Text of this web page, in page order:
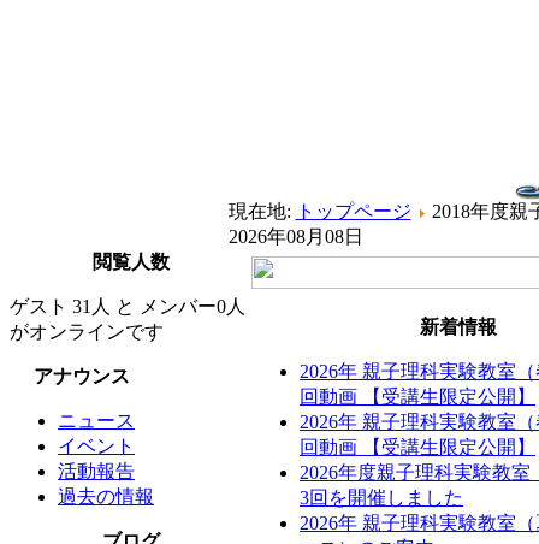
現在地: トップページ
2018年度親
2026年08月08日
閲覧人数
ゲスト 31人 と メンバー0人
がオンラインです
アナウンス
ニュース
イベント
活動報告
過去の情報
新着情報
2026年 親子理科実験教室
回動画 【受講生限定公開】
2026年 親子理科実験教室
回動画 【受講生限定公開】
2026年度親子理科実験教室
3回を開催しました
2026年 親子理科実験教室